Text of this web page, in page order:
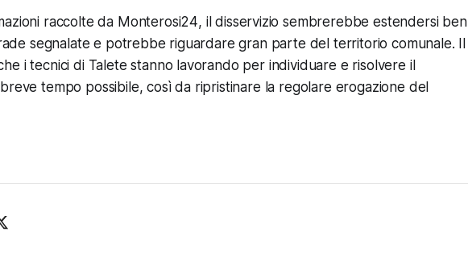
raccolte da Monterosi24, il disservizio sembrerebbe estendersi ben
segnalate e potrebbe riguardare gran parte del territorio comunale. Il
i tecnici di Talete stanno lavorando per individuare e risolvere il
tempo possibile, così da ripristinare la regolare erogazione del